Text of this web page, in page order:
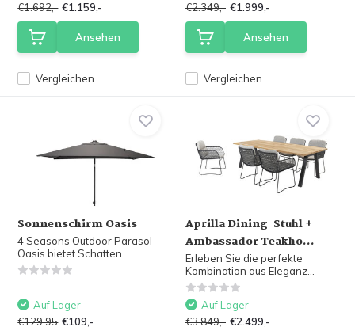
Vergleichen
€1.692,- €1.159,-
Ansehen
Vergleichen
€2.349,- €1.999,-
Ansehen
Sonnenschirm Oasis
4 Seasons Outdoor Parasol
Oasis bietet Schatten ...
Auf Lager
€129,95 €109,-
Aprilla Dining-Stuhl +
Ambassador Teakho...
Erleben Sie die perfekte
Kombination aus Eleganz...
Auf Lager
€3.849,- €2.499,-